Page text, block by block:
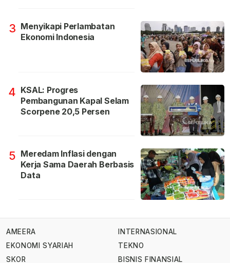
3 Menyikapi Perlambatan
Ekonomi Indonesia
4 KSAL: Progres
Pembangunan Kapal Selam
Scorpene 20,5 Persen
5 Meredam Inflasi dengan
Kerja Sama Daerah Berbasis
Data
AMEERA
EKONOMI SYARIAH
SKOR
INTERNASIONAL
TEKNO
BISNIS FINANSIAL